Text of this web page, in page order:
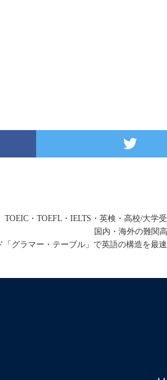
TOEIC・TOEFL・IELTS・英検・高校/大学
国内・海外の難関
グラマー・テーブル」で英語の構造を最